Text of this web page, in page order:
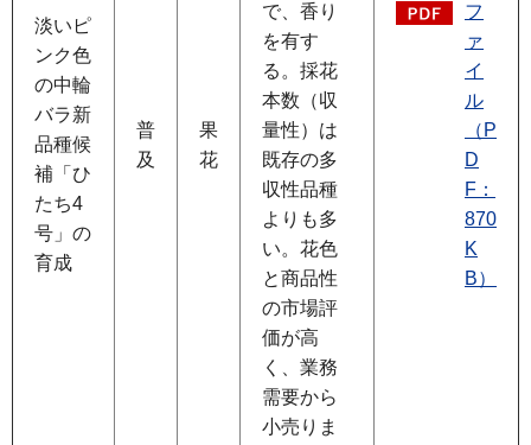
淡いピ
ンク色
の中輪
バラ新
品種候
補「ひ
たち4
号」の
育成
普
及
果
花
で、香り
を有す
る。採花
本数（収
量性）は
既存の多
収性品種
よりも多
い。花色
と商品性
の市場評
価が高
く、業務
需要から
小売りま
フ
ァ
イ
ル
（P
D
F：
870
K
B）